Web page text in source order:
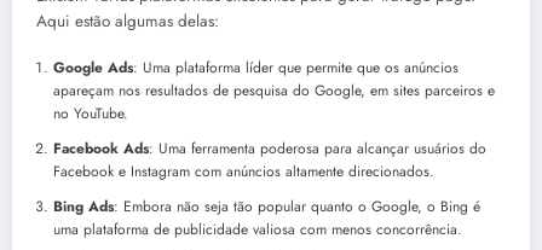
Aqui estão algumas delas:
Google Ads: Uma plataforma líder que permite que os anúncios
apareçam nos resultados de pesquisa do Google, em sites parceiros e
no YouTube.
Facebook Ads: Uma ferramenta poderosa para alcançar usuários do
Facebook e Instagram com anúncios altamente direcionados.
Bing Ads: Embora não seja tão popular quanto o Google, o Bing é
uma plataforma de publicidade valiosa com menos concorrência.